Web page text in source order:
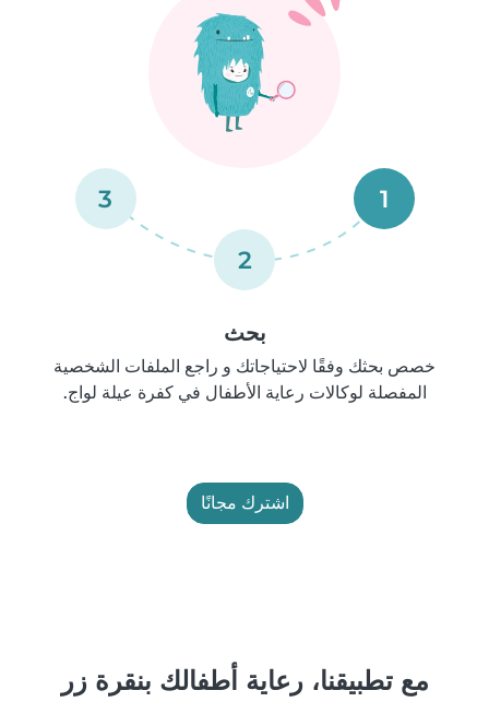
1
2
3
بحث
خصص بحثك وفقًا لاحتياجاتك و راجع الملفات الشخصية
المفصلة لوكالات رعاية الأطفال في كفرة عيلة لواج.
اشترك مجانًا
مع تطبيقنا، رعاية أطفالك بنقرة زر